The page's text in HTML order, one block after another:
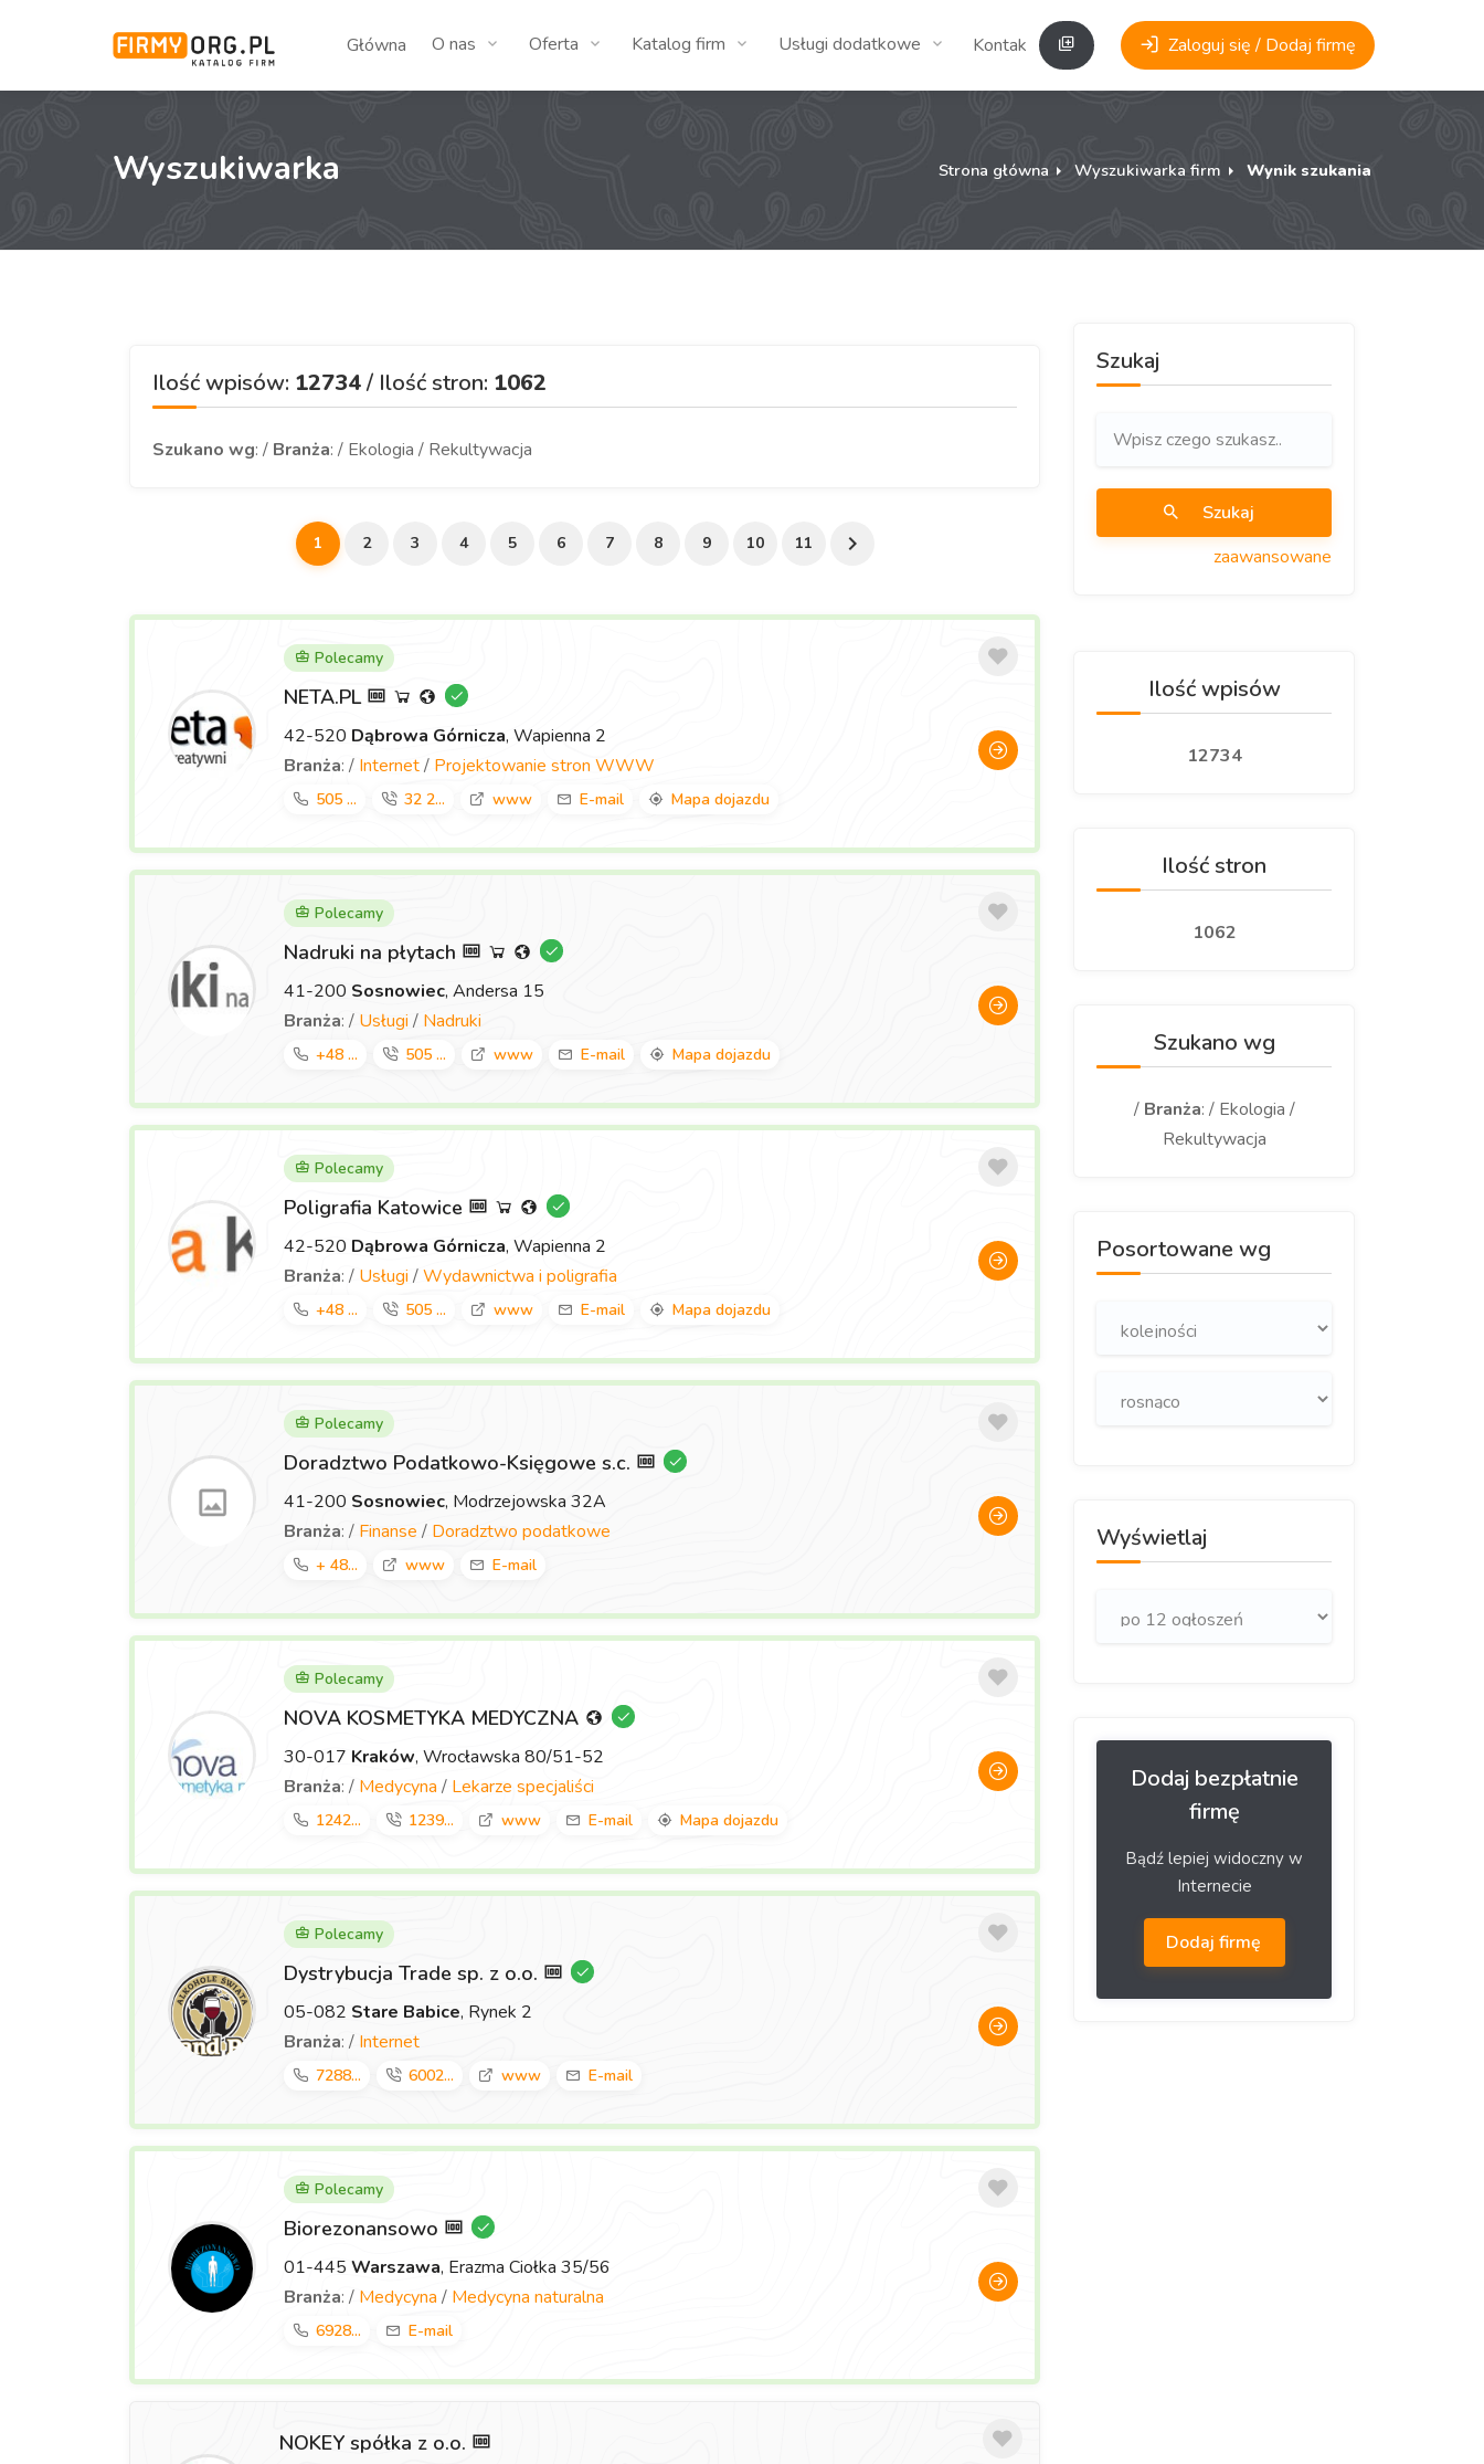
Główna O nas Oferta Katalog firm Usługi dodatkowe Kontakt Zaloguj się / Dodaj firmę
Wyszukiwarka Strona główna Wyszukiwarka firm Wynik szukania
Ilość wpisów: 12734/ Ilość stron: 1062
Szukano wg: / Branża: / Ekologia / Rekultywacja
1 2 3 4 5 6 7 8 9 10 11
Polecamy
NETA.PL
42-520 Dąbrowa Górnicza, Wapienna 2
Branża: / Internet/ Projektowanie stron WWW
505 ... 32 2... www E-mail Mapa dojazdu
Polecamy
Nadruki na płytach
41-200 Sosnowiec, Andersa 15
Branża: / Usługi / Nadruki
+48 ... 505 ... www E-mail Mapa dojazdu
Polecamy
Poligrafia Katowice
42-520 Dąbrowa Górnicza, Wapienna 2
Branża: / Usługi /Wydawnictwa i poligrafia
+48 ... 505 ... www E-mail Mapa dojazdu
Polecamy
Doradztwo Podatkowo-Księgowe s.c.
41-200 Sosnowiec, Modrzejowska 32A
Branża: / Finanse / Doradztwo podatkowe
+ 48... www E-mail
Polecamy
NOVA KOSMETYKA MEDYCZNA
30-017 Kraków, Wrocławska 80/51-52
Branża: / Medycyna / Lekarze specjaliści
1242... 1239... www E-mail Mapa dojazdu
Polecamy
Dystrybucja Trade sp. z o.o.
05-082 Stare Babice, Rynek 2
Branża: / Internet
7288... 6002... www E-mail
Polecamy
Biorezonansowo
01-445 Warszawa, Erazma Ciołka 35/56
Branża: / Medycyna / Medycyna naturalna
6928... E-mail
NOKEY spółka z o.o.
Szukaj
Szukaj
zaawansowane
Ilość wpisów
12734
Ilość stron
1062
Szukano wg
/ Branża: / Ekologia /
Rekultywacja
Posortowane wg
Wyświetlaj
Dodaj bezpłatnie
firmę
Bądź lepiej widoczny w
Internecie
Dodaj firmę